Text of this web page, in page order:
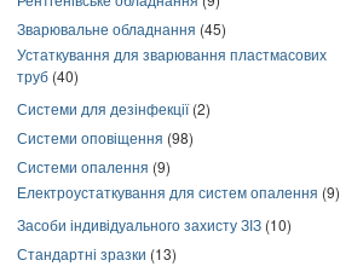
Зварювальне обладнання (45)
Устаткування для зварювання пластмасових
труб (40)
Системи для дезінфекції(2)
Системи оповіщення (98)
Системи опалення (9)
Електроустаткування для систем опалення (9)
Засоби індивідуального захисту ЗІЗ (10)
Стандартні зразки (13)